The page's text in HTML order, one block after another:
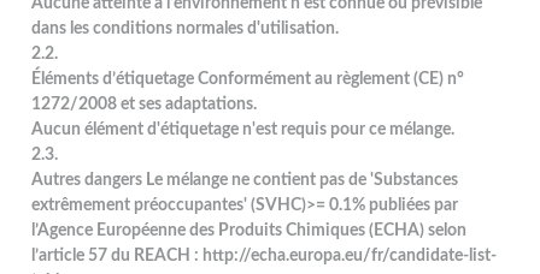
dans les conditions normales d'utilisation.
2.2.
Éléments d’étiquetage Conformément au règlement (CE) n°
1272/2008 et ses adaptations.
Aucun élément d'étiquetage n'est requis pour ce mélange.
2.3.
Autres dangers Le mélange ne contient pas de 'Substances
extrêmement préoccupantes' (SVHC)>= 0.1% publiées par
l’Agence Européenne des Produits Chimiques (ECHA) selon
l’article 57 du REACH : http://echa.europa.eu/fr/candidate-list-